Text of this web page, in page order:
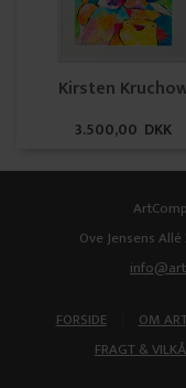
Kirsten
3.500,00 DKK
Ove Jensens
FORSIDE OM
FRAGT &